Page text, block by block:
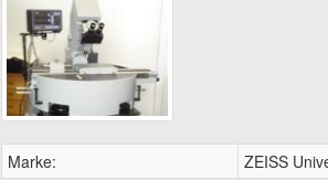
Marke:
ZEISS